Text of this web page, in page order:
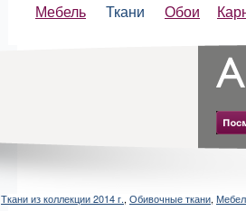
Мебель Ткани Обои
Ткани из коллекции 2014 г., Обивочные ткани,